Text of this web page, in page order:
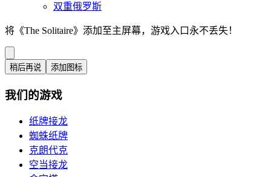
双重俄罗斯
将《The Solitaire》添加至主屏幕，游戏入口永不丢失！
稍后再说 添加图标
我们的游戏
纸牌接龙
蜘蛛纸牌
克朗代克
空当接龙